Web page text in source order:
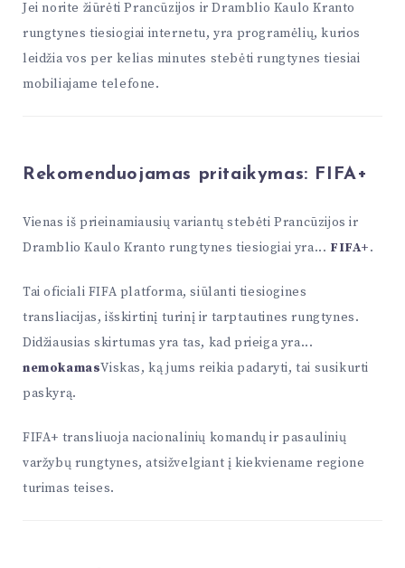
Jei norite žiūrėti Prancūzijos ir Dramblio Kaulo Kranto
rungtynes tiesiogiai internetu, yra programėlių, kurios
leidžia vos per kelias minutes stebėti rungtynes tiesiai
mobiliajame telefone.
Rekomenduojamas pritaikymas: FIFA+
Vienas iš prieinamiausių variantų stebėti Prancūzijos ir
Dramblio Kaulo Kranto rungtynes tiesiogiai yra... FIFA+.
Tai oficiali FIFA platforma, siūlanti tiesiogines
transliacijas, išskirtinį turinį ir tarptautines rungtynes.
Didžiausias skirtumas yra tas, kad prieiga yra...
nemokamasViskas, ką jums reikia padaryti, tai susikurti
paskyrą.
FIFA+ transliuoja nacionalinių komandų ir pasaulinių
varžybų rungtynes, atsižvelgiant į kiekviename regione
turimas teises.